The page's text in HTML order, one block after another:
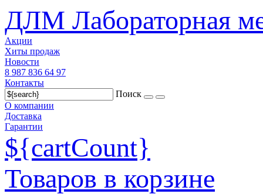
ДЛМ Лабораторная
Акции
Хиты продаж
Новости
8 987 836 64 97
Контакты
Поиск
О компании
Доставка
Гарантии
${cartCount}
Товаров в корзине